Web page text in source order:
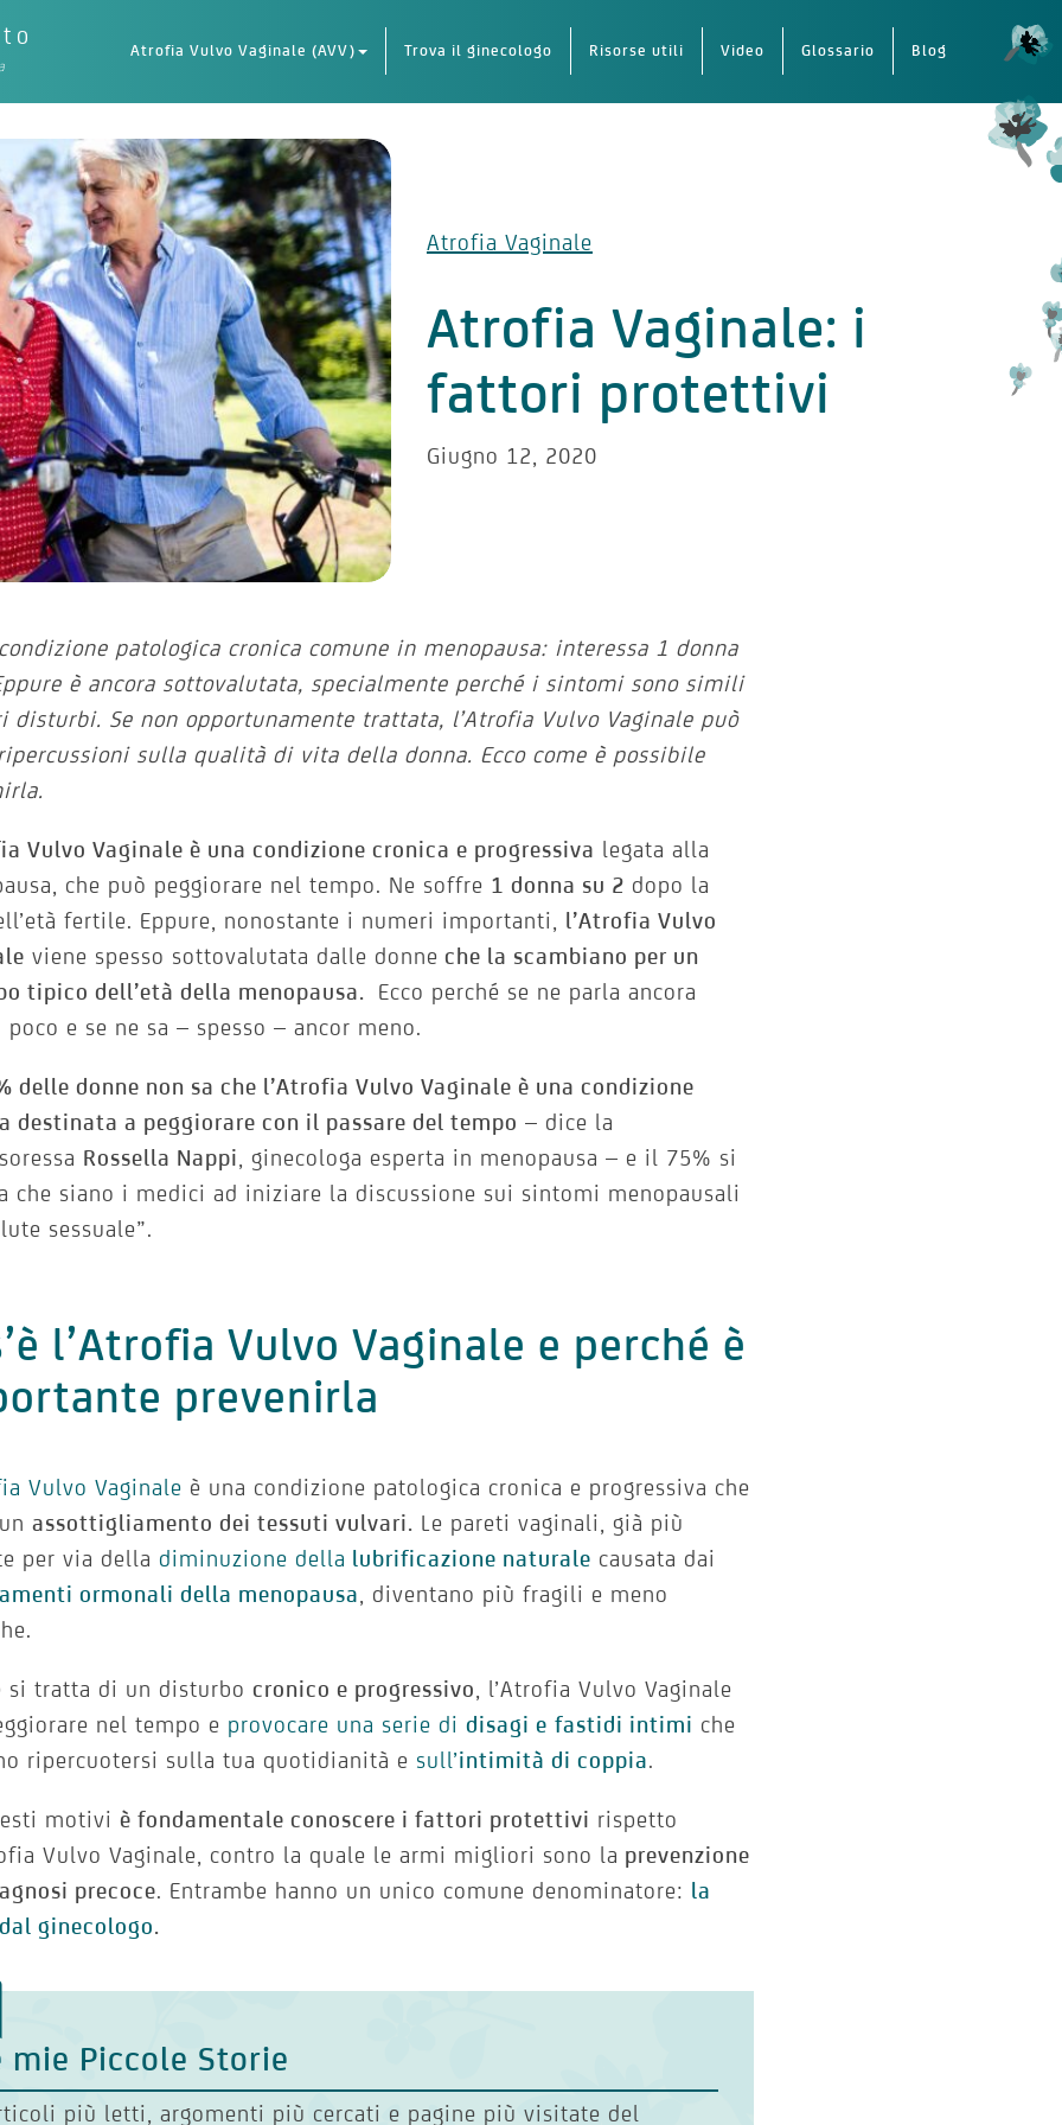
Atrofia Vulvo Vaginale (AVV) Trova il ginecologo Risorse utili Video Glossario Blog
Atrofia Vaginale
Atrofia Vaginale: i
fattori protettivi
Giugno 12, 2020
patologica cronica comune in menopausa: interessa 1 donna
è ancora sottovalutata, specialmente perché i sintomi sono simili
disturbi. Se non opportunamente trattata, l’Atrofia Vulvo Vaginale può
sulla qualità di vita della donna. Ecco come è possibile
Vulvo Vaginale è una condizione cronica e progressiva legata alla
che può peggiorare nel tempo. Ne soffre 1 donna su 2 dopo la
fertile. Eppure, nonostante i numeri importanti, l’Atrofia Vulvo
viene spesso sottovalutata dalle donne che la scambiano per un
tipico dell’età della menopausa.
Ecco perché se ne parla ancora
e se ne sa – spesso – ancor meno.
delle donne non sa che l’Atrofia Vulvo Vaginale è una condizione
destinata a peggiorare con il passare del tempo – dice la
Rossella Nappi , ginecologa esperta in menopausa – e il 75% si
che siano i medici ad iniziare la discussione sui sintomi menopausali
sessuale”.
l’Atrofia Vulvo Vaginale e perché è
prevenirla
Vulvo Vaginale è una condizione patologica cronica e progressiva che
unassottigliamento dei tessuti vulvari. Le pareti vaginali, già più
per via della diminuzione della lubrificazione naturale causata dai
ormonali della menopausa
, diventano più fragili e meno
si tratta di un disturbocronico e progressivo
, l’Atrofia Vulvo Vaginale
nel tempo e provocare una serie didisagi e fastidi intimi che
ripercuotersi sulla tua quotidianità e sull’intimità di coppia.
motiviè fondamentale conoscere i fattori protettivi rispetto
Vulvo Vaginale, contro la quale le armi migliori sono la prevenzione
precoce. Entrambe hanno un unico comune denominatore: la
ginecologo.
mie Piccole Storie
più letti, argomenti più cercati e pagine più visitate del